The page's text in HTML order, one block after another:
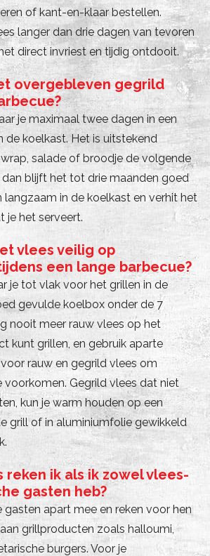
of kant-en-klaar bestellen.
langer dan drie dagen van tevoren
direct invriest en tijdig ontdooit.
overgebleven gegrild
je maximaal twee dagen in een
de koelkast. Het is uitstekend
salade of broodje de volgende
dan blijft het tot drie maanden goed
in de koelkast en verhit het
je het serveert.
vlees veilig op
een lange barbecue?
je tot vlak voor het grillen in de
gevulde koelbox onder de 7
nooit meer rauw vlees op het
kunt grillen, en gebruik aparte
rauw en gegrild vlees om
Gegrild vlees dat niet
kun je warm houden op een
grill of in aluminiumfolie gewikkeld
reken ik als ik zowel vlees-
gasten heb?
gasten apart mee en reken voor hen
grillproducten zoals halloumi,
burgers. Voor je